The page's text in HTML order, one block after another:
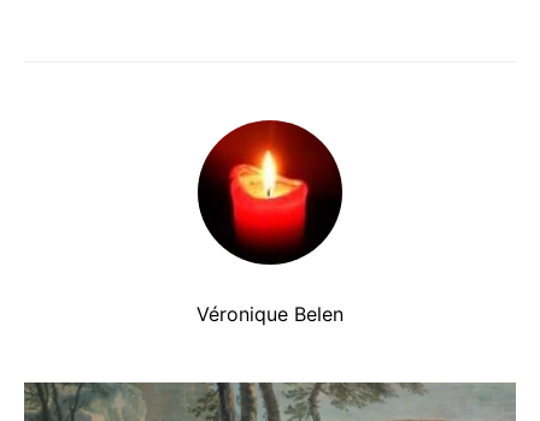
Véronique Belen